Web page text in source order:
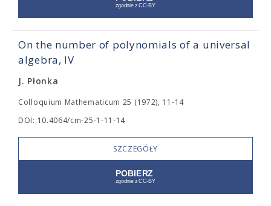
On the number of polynomials of a universal
algebra, IV
J. Płonka
Colloquium Mathematicum 25 (1972), 11-14
DOI: 10.4064/cm-25-1-11-14
SZCZEGÓŁY